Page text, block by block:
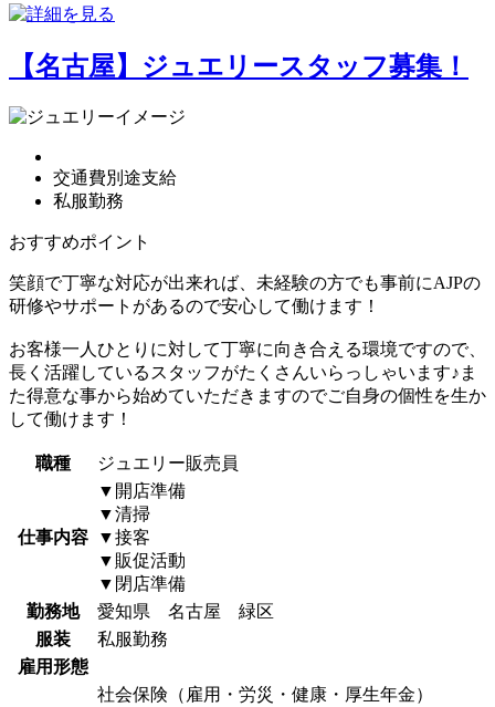
【名古屋】ジュエリースタッフ募集！
交通費別途支給
私服勤務
おすすめポイント
笑顔で丁寧な対応が出来れば、未経験の方でも事前にAJPの
研修やサポートがあるので安心して働けます！
お客様一人ひとりに対して丁寧に向き合える環境ですので、
長く活躍しているスタッフがたくさんいらっしゃいます♪ま
た得意な事から始めていただきますのでご自身の個性を生か
して働けます！
職種 ジュエリー販売員
仕事内容
▼開店準備
▼清掃
▼接客
▼販促活動
▼閉店準備
勤務地
愛知県 名古屋 緑区
服装
私服勤務
雇用形態
社会保険（雇用・労災・健康・厚生年金）